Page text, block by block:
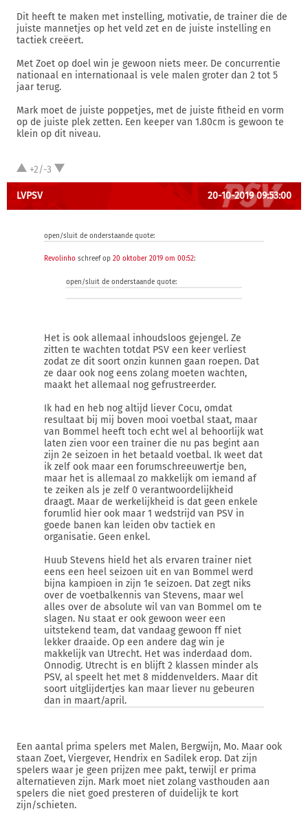
Dit heeft te maken met instelling, motivatie, de trainer die de
juiste mannetjes op het veld zet en de juiste instelling en
tactiek creëert.
Met Zoet op doel win je gewoon niets meer. De concurrentie
nationaal en internationaal is vele malen groter dan 2 tot 5
jaar terug.
Mark moet de juiste poppetjes, met de juiste fitheid en vorm
op de juiste plek zetten. Een keeper van 1.80cm is gewoon te
klein op dit niveau.
+2/-3
LVPSV 20-10-2019 09:53:00
open/sluit de onderstaande quote:
Revolinho schreef op 20 oktober 2019 om 00:52:
open/sluit de onderstaande quote:
Het is ook allemaal inhoudsloos gejengel. Ze
zitten te wachten totdat PSV een keer verliest
zodat ze dit soort onzin kunnen gaan roepen. Dat
ze daar ook nog eens zolang moeten wachten,
maakt het allemaal nog gefrustreerder.
Ik had en heb nog altijd liever Cocu, omdat
resultaat bij mij boven mooi voetbal staat, maar
van Bommel heeft toch echt wel al behoorlijk wat
laten zien voor een trainer die nu pas begint aan
zijn 2e seizoen in het betaald voetbal. Ik weet dat
ik zelf ook maar een forumschreeuwertje ben,
maar het is allemaal zo makkelijk om iemand af
te zeiken als je zelf 0 verantwoordelijkheid
draagt. Maar de werkelijkheid is dat geen enkele
forumlid hier ook maar 1 wedstrijd van PSV in
goede banen kan leiden obv tactiek en
organisatie. Geen enkel.
Huub Stevens hield het als ervaren trainer niet
eens een heel seizoen uit en van Bommel werd
bijna kampioen in zijn 1e seizoen. Dat zegt niks
over de voetbalkennis van Stevens, maar wel
alles over de absolute wil van van Bommel om te
slagen. Nu staat er ook gewoon weer een
uitstekend team, dat vandaag gewoon ff niet
lekker draaide. Op een andere dag win je
makkelijk van Utrecht. Het was inderdaad dom.
Onnodig. Utrecht is en blijft 2 klassen minder als
PSV, al speelt het met 8 middenvelders. Maar dit
soort uitglijdertjes kan maar liever nu gebeuren
dan in maart/april.
Een aantal prima spelers met Malen, Bergwijn, Mo. Maar ook
staan Zoet, Viergever, Hendrix en Sadilek erop. Dat zijn
spelers waar je geen prijzen mee pakt, terwijl er prima
alternatieven zijn. Mark moet niet zolang vasthouden aan
spelers die niet goed presteren of duidelijk te kort
zijn/schieten.